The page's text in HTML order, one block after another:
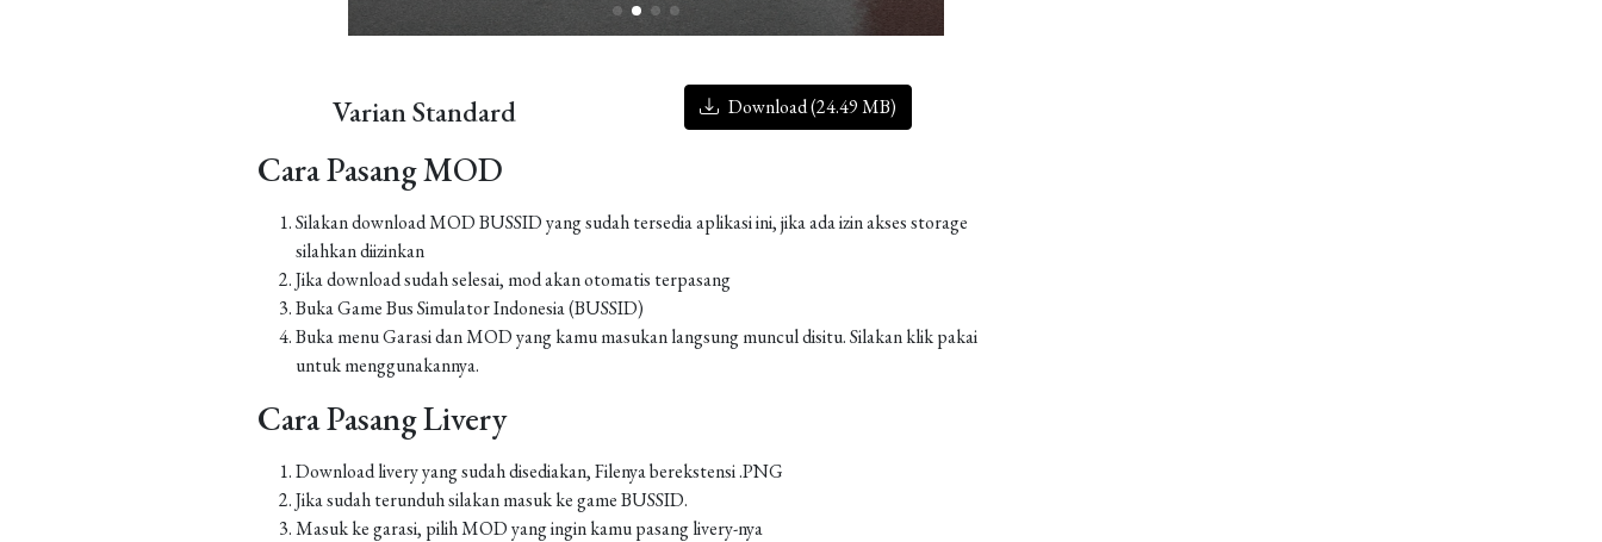
Varian Standard Download (24.49 MB)
Cara Pasang MOD
Silakan download MOD BUSSID yang sudah tersedia aplikasi ini, jika ada izin akses storage
silahkan diizinkan
Jika download sudah selesai, mod akan otomatis terpasang
Buka Game Bus Simulator Indonesia (BUSSID)
Buka menu Garasi dan MOD yang kamu masukan langsung muncul disitu. Silakan klik pakai
untuk menggunakannya.
Cara Pasang Livery
Download livery yang sudah disediakan, Filenya berekstensi .PNG
Jika sudah terunduh silakan masuk ke game BUSSID.
Masuk ke garasi, pilih MOD yang ingin kamu pasang livery-nya